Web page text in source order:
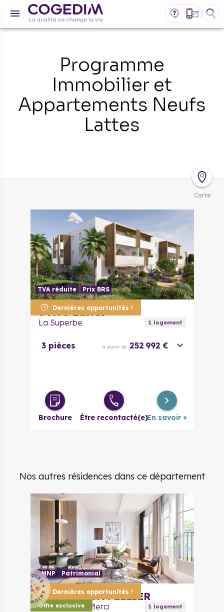
Programme
Immobilier et
Appartements Neufs
Lattes
Carte
Dernières opportunités !
TVA réduite Prix BRS
34970 Lattes
La Superbe 1logement
3 pièces à partir de 252 992 €
Brochure Être recontacté(e)En savoir +
Nos autres résidences dans ce département
Dernières opportunités !
Offre exclusive
LMNP Patrimonial
34000 MONTPELLIER
Le Clos de la Merci 1logement